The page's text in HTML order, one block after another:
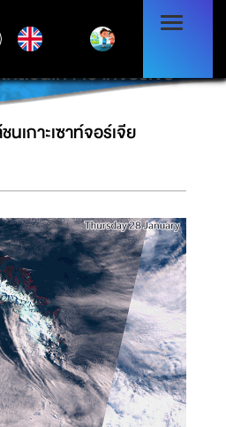
ล้ชนเกาะเซาท์จอร์เจีย
เกาะเซาท์จอร์เจีย